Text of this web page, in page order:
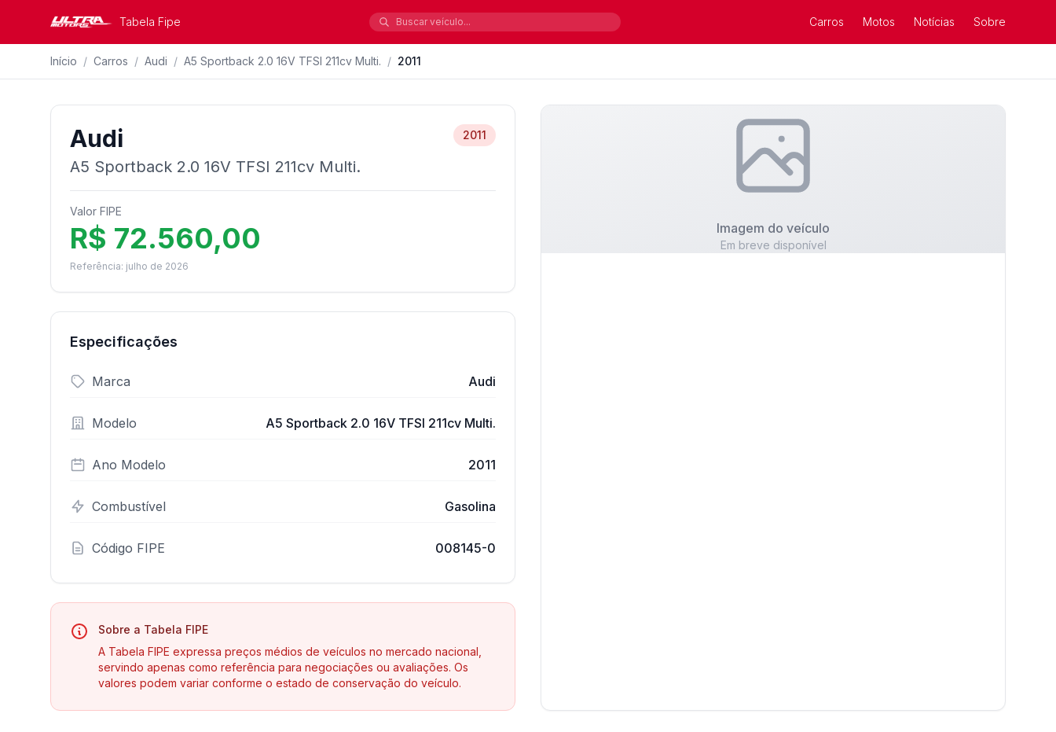
Tabela Fipe Carros Motos Notícias Sobre
Início / Carros / Audi / A5 Sportback 2.0 16V TFSI 211cv Multi. / 2011
Audi
A5 Sportback 2.0 16V TFSI 211cv Multi.
2011
Valor FIPE
R$ 72.560,00
Referência: julho de 2026
Especificações
Marca Audi
Modelo A5 Sportback 2.0 16V TFSI 211cv Multi.
Ano Modelo 2011
Combustível Gasolina
Código FIPE 008145-0
Sobre a Tabela FIPE
A Tabela FIPE expressa preços médios de veículos no mercado nacional,
servindo apenas como referência para negociações ou avaliações. Os
valores podem variar conforme o estado de conservação do veículo.
Imagem do veículo
Em breve disponível